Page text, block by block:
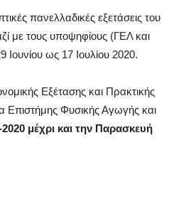
πανελλαδικές εξετάσεις του
με τους υποψηφίους (ΓΕΛ και
Ιουνίου ως 17 Ιουλίου 2020.
Εξέτασης και Πρακτικής
Επιστήμης Φυσικής Αγωγής και
μέχρι και την Παρασκευή